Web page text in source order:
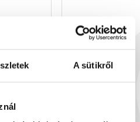
A sütikről
Étcsokoládé